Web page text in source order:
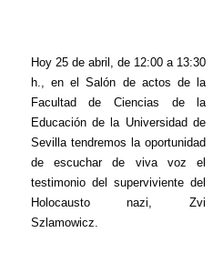
Hoy 25 de abril, de 12:00 a 13:30
h., en el Salón de actos de la
Facultad de Ciencias de la
Educación de la Universidad de
Sevilla tendremos la oportunidad
de escuchar de viva voz el
testimonio del superviviente del
Holocausto nazi,Zvi
Szlamowicz.